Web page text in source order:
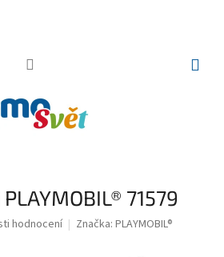
71579
hodnocení Značka: PLAYMOBIL®